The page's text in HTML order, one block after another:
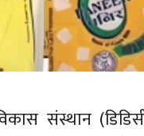
संस्थान